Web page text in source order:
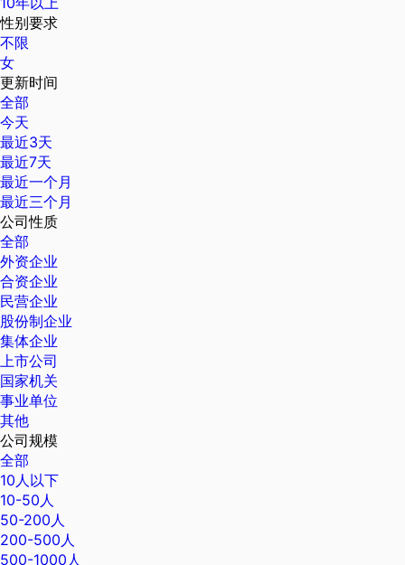
性别要求
不限
女
更新时间
全部
今天
最近3天
最近7天
最近一个月
最近三个月
公司性质
全部
外资企业
合资企业
民营企业
股份制企业
集体企业
上市公司
国家机关
事业单位
其他
公司规模
全部
10人以下
10-50人
50-200人
200-500人
500-1000人